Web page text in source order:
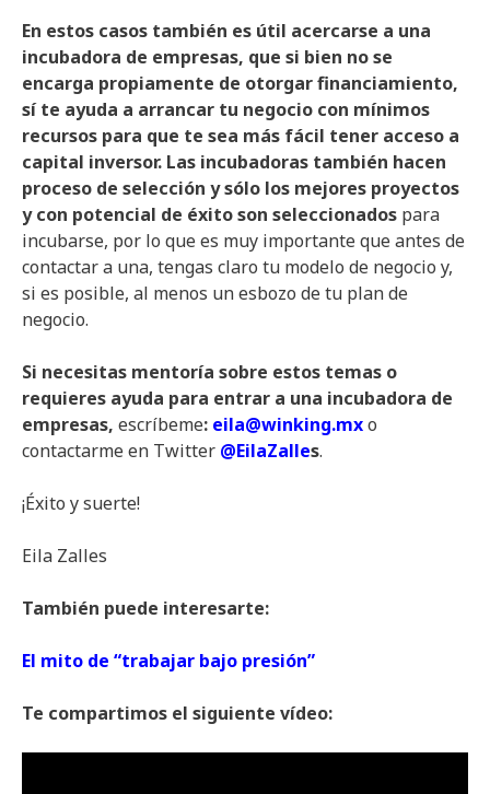
En estos casos también es útil acercarse a una
incubadora de empresas, que si bien no se
encarga propiamente de otorgar financiamiento,
sí te ayuda a arrancar tu negocio con mínimos
recursos para que te sea más fácil tener acceso a
capital inversor. Las incubadoras también hacen
proceso de selección y sólo los mejores proyectos
y con potencial de éxito son seleccionados para
incubarse, por lo que es muy importante que antes de
contactar a una, tengas claro tu modelo de negocio y,
si es posible, al menos un esbozo de tu plan de
negocio.
Si necesitas mentoría sobre estos temas o
requieres ayuda para entrar a una incubadora de
empresas, escríbeme: eila@winking.mxo
contactarme en Twitter @EilaZalles.
¡Éxito y suerte!
Eila Zalles
También puede interesarte:
El mito de “trabajar bajo presión”
Te compartimos el siguiente vídeo: